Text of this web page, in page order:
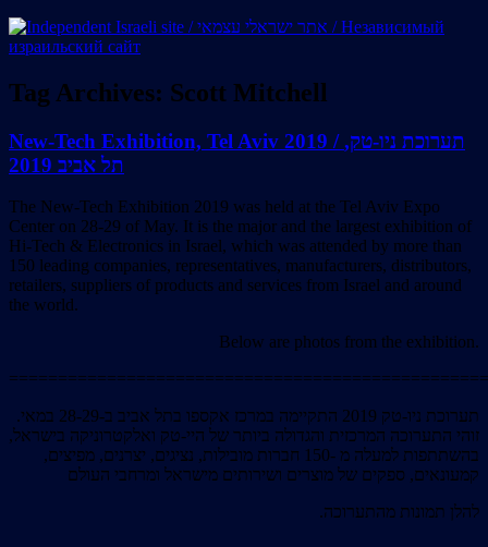
Tag Archives: Scott Mitchell
New-Tech Exhibition, Tel Aviv 2019 / תערוכת ניו-טק,
תל אביב 2019
The New-Tech Exhibition 2019 was held at the Tel Aviv Expo
Center on 28-29 of May. It is the major and the largest exhibition of
Hi-Tech & Electronics in Israel, which was attended by more than
150 leading companies, representatives, manufacturers, distributors,
retailers, suppliers of products and services from Israel and around
the world.
Below are photos from the exhibition.
תערוכת ניו-טק 2019 התקיימה במרכז אקספו בתל אביב ב-28-29 במאי.
זוהי התערוכה המרכזית והגדולה ביותר של היי-טק ואלקטרוניקה בישראל,
בהשתתפות למעלה מ -150 חברות מובילות, נציגים, יצרנים, מפיצים,
קמעונאים, ספקים של מוצרים ושירותים מישראל ומרחבי העולם
.להלן תמונות מהתערוכה